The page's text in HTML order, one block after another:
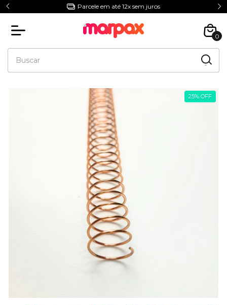
Parcele em até 12x sem juros
0
25% OFF